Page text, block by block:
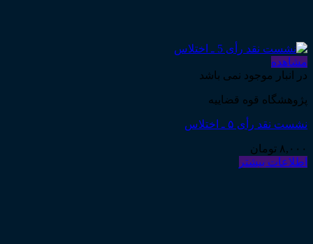
مشاهده
در انبار موجود نمی باشد
پژوهشگاه قوه قضاییه
نشست نقد رأی ۵ ـ اختلاس
۸,۰۰۰ تومان
اطلاعات بیشتر